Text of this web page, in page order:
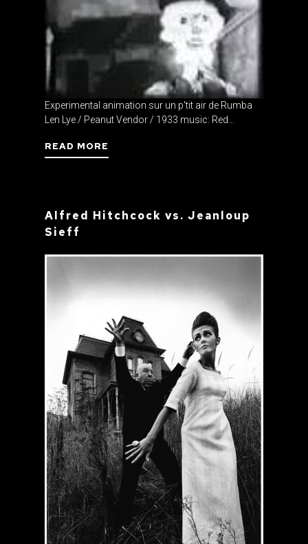
Experimental animation sur un p'tit air de Rumba
Len Lye / Peanut Vendor / 1933 music: Red...
READ MORE
Alfred Hitchcock vs. Jeanloup
Sieff